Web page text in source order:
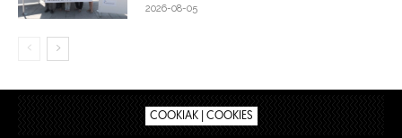
2026-08-05
COOKIAK | COOKIES